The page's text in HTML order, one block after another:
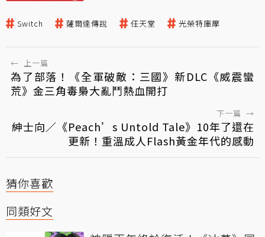
Switch 薩爾達傳說 任天堂 光榮特庫摩
← 上一篇
為了部落！《全軍破敵：三國》新DLC《威震蠻
荒》金三角毒梟大亂鬥熱血開打
下一篇 →
紳士向／《Peach’s Untold Tale》10年了還在
更新！重溫成人Flash黃金年代的感動
猜你喜歡
同類好文